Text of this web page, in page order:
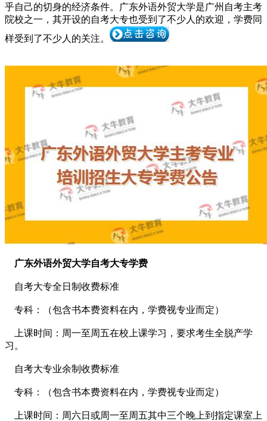
乎自己的切身的经济条件。广东外语外贸大学是广州自考主考
院校之一，其开设的自考大专也受到了不少人的欢迎，学费同
样受到了不少人的关注。
广东外语外贸大学自考大专学费
自考大专全日制收费标准
专科： （包含书本费资料在内，学费视专业而定）
上课时间： 周一至周五在校上课学习，要求考生全脱产学
习。
自考大专业余制收费标准
专科： （包含书本费资料在内，学费视专业而定）
上课时间： 周六日或周一至周五其中三个晚上到指定课室上